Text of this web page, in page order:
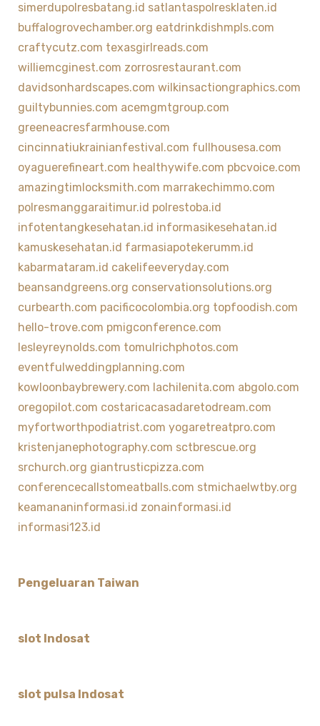
simerdupolresbatang.id satlantaspolresklaten.id
buffalogrovechamber.org eatdrinkdishmpls.com
craftycutz.com texasgirlreads.com
williemcginest.com zorrosrestaurant.com
davidsonhardscapes.com wilkinsactiongraphics.com
guiltybunnies.com acemgmtgroup.com
greeneacresfarmhouse.com
cincinnatiukrainianfestival.com fullhousesa.com
oyaguerefineart.com healthywife.com pbcvoice.com
amazingtimlocksmith.com marrakechimmo.com
polresmanggaraitimur.id polrestoba.id
infotentangkesehatan.id informasikesehatan.id
kamuskesehatan.id farmasiapotekerumm.id
kabarmataram.id cakelifeeveryday.com
beansandgreens.org conservationsolutions.org
curbearth.com pacificocolombia.org topfoodish.com
hello-trove.com pmigconference.com
lesleyreynolds.com tomulrichphotos.com
eventfulweddingplanning.com
kowloonbaybrewery.com lachilenita.com abgolo.com
oregopilot.com costaricacasadaretodream.com
myfortworthpodiatrist.com yogaretreatpro.com
kristenjanephotography.com sctbrescue.org
srchurch.org giantrusticpizza.com
conferencecallstomeatballs.com stmichaelwtby.org
keamananinformasi.id zonainformasi.id
informasi123.id
Pengeluaran Taiwan
slot Indosat
slot pulsa Indosat